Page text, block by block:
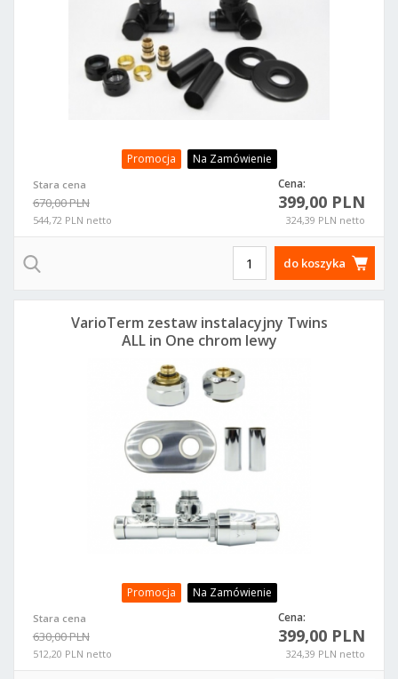
Promocja Na Zamówienie
Stara cena
670,00 PLN
544,72 PLN netto
Cena:
399,00 PLN
324,39 PLN netto
do koszyka
Promocja Na Zamówienie
Stara cena
630,00 PLN
512,20 PLN netto
Cena:
399,00 PLN
324,39 PLN netto
VarioTerm zestaw instalacyjny Twins
ALL in One chrom lewy